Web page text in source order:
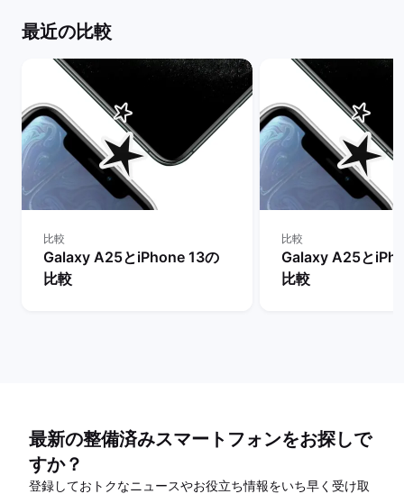
最近の比較
比較
Galaxy A25とiPhone 13の
比較
比較
Galaxy A25と
比較
最新の整備済みスマートフォンをお探しで
すか？
登録しておトクなニュースやお役立ち情報をいち早く受け取